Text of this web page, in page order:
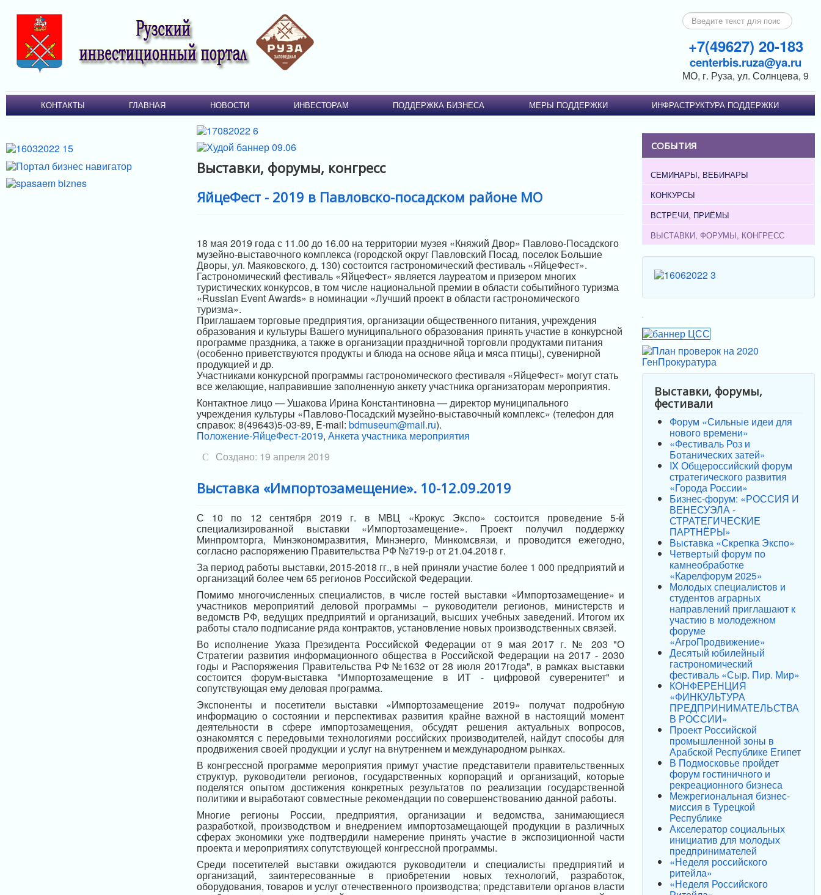
Искать...
+7(49627) 20-183
centerbis.ruza@ya.ru
МО, г. Руза, ул. Солнцева, 9
КОНТАКТЫ ГЛАВНАЯ НОВОСТИ ИНВЕСТОРАМ ПОДДЕРЖКА БИЗНЕСА МЕРЫ ПОДДЕРЖКИ ИНФРАСТРУКТУРА ПОДДЕРЖКИ
Выставки, форумы, конгресс
ЯйцеФест - 2019 в Павловско-посадском районе МО
18 мая 2019 года с 11.00 до 16.00 на территории музея «Княжий Двор» Павлово-Посадского
музейно-выставочного комплекса (городской округ Павловский Посад, поселок Большие
Дворы, ул. Маяковского, д. 130) состоится гастрономический фестиваль «ЯйцеФест».
Гастрономический фестиваль «ЯйцеФест» является лауреатом и призером многих
туристических конкурсов, в том числе национальной премии в области событийного туризма
«Russian Event Awards» в номинации «Лучший проект в области гастрономического
туризма».
Приглашаем торговые предприятия, организации общественного питания, учреждения
образования и культуры Вашего муниципального образования принять участие в конкурсной
программе праздника, а также в организации праздничной торговли продуктами питания
(особенно приветствуются продукты и блюда на основе яйца и мяса птицы), сувенирной
продукцией и др.
Участниками конкурсной программы гастрономического фестиваля «ЯйцеФест» могут стать
все желающие, направившие заполненную анкету участника организаторам мероприятия.
Контактное лицо — Ушакова Ирина Константиновна — директор муниципального
учреждения культуры «Павлово-Посадский музейно-выставочный комплекс» (телефон для
справок: 8(49643)5-03-89, E-mail: bdmuseum@mail.ru).
Положение-ЯйцеФест-2019, Анкета участника мероприятия
Создано: 19 апреля 2019
Выставка «Импортозамещение». 10-12.09.2019
С 10 по 12 сентября 2019 г. в МВЦ «Крокус Экспо» состоится проведение 5-й
специализированной выставки «Импортозамещение». Проект получил поддержку
Минпромторга, Минэкономразвития, Минэнерго, Минкомсвязи, и проводится ежегодно,
согласно распоряжению Правительства РФ №719-р от 21.04.2018 г.
За период работы выставки, 2015-2018 гг., в ней приняли участие более 1 000 предприятий и
организаций более чем 65 регионов Российской Федерации.
Помимо многочисленных специалистов, в числе гостей выставки «Импортозамещение» и
участников мероприятий деловой программы – руководители регионов, министерств и
ведомств РФ, ведущих предприятий и организаций, высших учебных заведений. Итогом их
работы стало подписание ряда контрактов, установление новых производственных связей.
Во исполнение Указа Президента Российской Федерации от 9 мая 2017 г. № 203 "О
Стратегии развития информационного общества в Российской Федерации на 2017 - 2030
годы и Распоряжения Правительства РФ №1632 от 28 июля 2017года", в рамках выставки
состоится форум-выставка "Импортозамещение в ИТ - цифровой суверенитет" и
сопутствующая ему деловая программа.
Экспоненты и посетители выставки «Импортозамещение 2019» получат подробную
информацию о состоянии и перспективах развития крайне важной в настоящий момент
деятельности в сфере импортозамещения, обсудят решения актуальных вопросов,
ознакомятся с передовыми технологиями российских производителей, найдут способы для
продвижения своей продукции и услуг на внутреннем и международном рынках.
В конгрессной программе мероприятия примут участие представители правительственных
структур, руководители регионов, государственных корпораций и организаций, которые
поделятся опытом достижения конкретных результатов по реализации государственной
политики и выработают совместные рекомендации по совершенствованию данной работы.
Многие регионы России, предприятия, организации и ведомства, занимающиеся
разработкой, производством и внедрением импортозамещающей продукции в различных
сферах экономики уже подтвердили намерение принять участие в экспозиционной части
проекта и мероприятиях сопутствующей конгрессной программы.
Среди посетителей выставки ожидаются руководители и специалисты предприятий и
организаций, заинтересованные в приобретении новых технологий, разработок,
оборудования, товаров и услуг отечественного производства; представители органов власти
СОБЫТИЯ
СЕМИНАРЫ, ВЕБИНАРЫ
КОНКУРСЫ
ВСТРЕЧИ, ПРИЁМЫ
ВЫСТАВКИ, ФОРУМЫ, КОНГРЕСС
Выставки, форумы,
фестивали
Форум «Сильные идеи для
нового времени»
«Фестиваль Роз и
Ботанических затей»
IX Общероссийский форум
стратегического развития
«Города России»
Бизнес-форум: «РОССИЯ И
ВЕНЕСУЭЛА -
СТРАТЕГИЧЕСКИЕ
ПАРТНЁРЫ»
Выставка «Скрепка Экспо»
Четвертый форум по
камнеобработке
«Карелфорум 2025»
Молодых специалистов и
студентов аграрных
направлений приглашают к
участию в молодежном
форуме
«АгроПродвижение»
Десятый юбилейный
гастрономический
фестиваль «Сыр. Пир. Мир»
КОНФЕРЕНЦИЯ
«ФИНКУЛЬТУРА
ПРЕДПРИНИМАТЕЛЬСТВА
В РОССИИ»
Проект Российской
промышленной зоны в
Арабской Республике Египет
В Подмосковье пройдет
форум гостиничного и
рекреационного бизнеса
Межрегиональная бизнес-
миссия в Турецкой
Республике
Акселератор социальных
инициатив для молодых
предпринимателей
«Неделя российского
ритейла»
«Неделя Российского